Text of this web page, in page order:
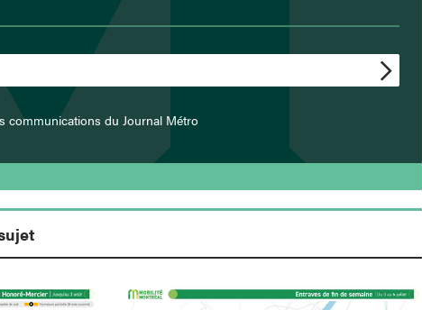
communications du Journal Métro